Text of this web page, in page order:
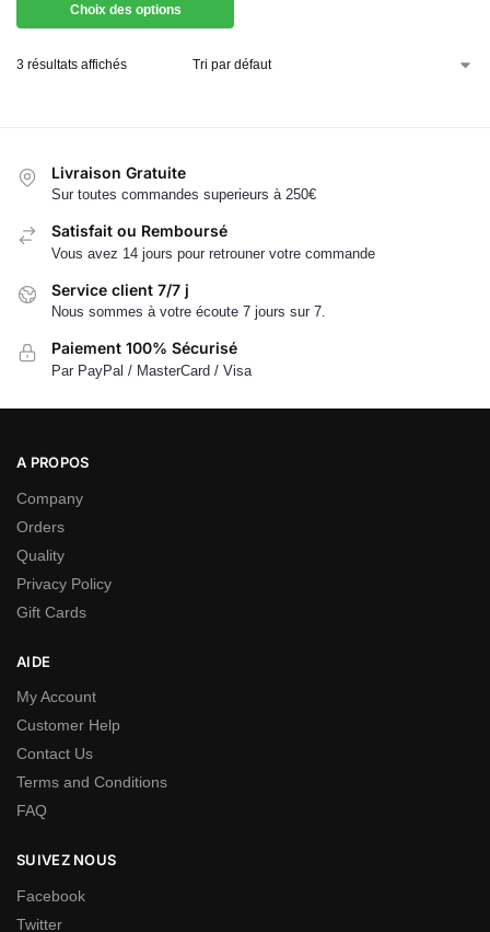
Choix des options
3 résultats affichés
Livraison Gratuite
Sur toutes commandes superieurs à 250€
Satisfait ou Remboursé
Vous avez 14 jours pour retrouner votre commande
Service client 7/7 j
Nous sommes à votre écoute 7 jours sur 7.
Paiement 100% Sécurisé
Par PayPal / MasterCard / Visa
A PROPOS
Company
Orders
Quality
Privacy Policy
Gift Cards
AIDE
My Account
Customer Help
Contact Us
Terms and Conditions
FAQ
SUIVEZ NOUS
Facebook
Twitter